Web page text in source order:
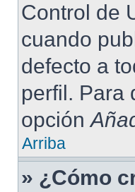
Control de
cuando
defecto a
perfil. Para
opción
Arriba
» ¿Cómo